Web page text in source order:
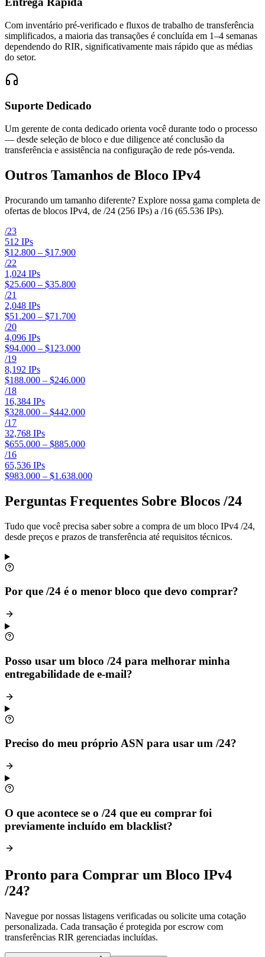
Com inventário pré-verificado e fluxos de trabalho de transferência
simplificados, a maioria das transações é concluída em 1–4 semanas
dependendo do RIR, significativamente mais rápido que as médias
do setor.
Suporte Dedicado
Um gerente de conta dedicado orienta você durante todo o processo
— desde seleção de bloco e due diligence até conclusão da
transferência e assistência na configuração de rede pós-venda.
Outros Tamanhos de Bloco IPv4
Procurando um tamanho diferente? Explore nossa gama completa de
ofertas de blocos IPv4, de /24 (256 IPs) a /16 (65.536 IPs).
/23
512 IPs
$12.800 – $17.900
/22
1,024 IPs
$25.600 – $35.800
/21
2,048 IPs
$51.200 – $71.700
/20
4,096 IPs
$94.000 – $123.000
/19
8,192 IPs
$188.000 – $246.000
/18
16,384 IPs
$328.000 – $442.000
/17
32,768 IPs
$655.000 – $885.000
/16
65,536 IPs
$983.000 – $1.638.000
Perguntas Frequentes Sobre Blocos /24
Tudo que você precisa saber sobre a compra de um bloco IPv4 /24,
desde preços e prazos de transferência até requisitos técnicos.
Por que /24 é o menor bloco que devo comprar?
Posso usar um bloco /24 para melhorar minha
entregabilidade de e-mail?
Preciso do meu próprio ASN para usar um /24?
O que acontece se o /24 que eu comprar foi
previamente incluído em blacklist?
Pronto para Comprar um Bloco IPv4
/24?
Navegue por nossas listagens verificadas ou solicite uma cotação
personalizada. Cada transação é protegida por escrow com
transferências RIR gerenciadas incluídas.